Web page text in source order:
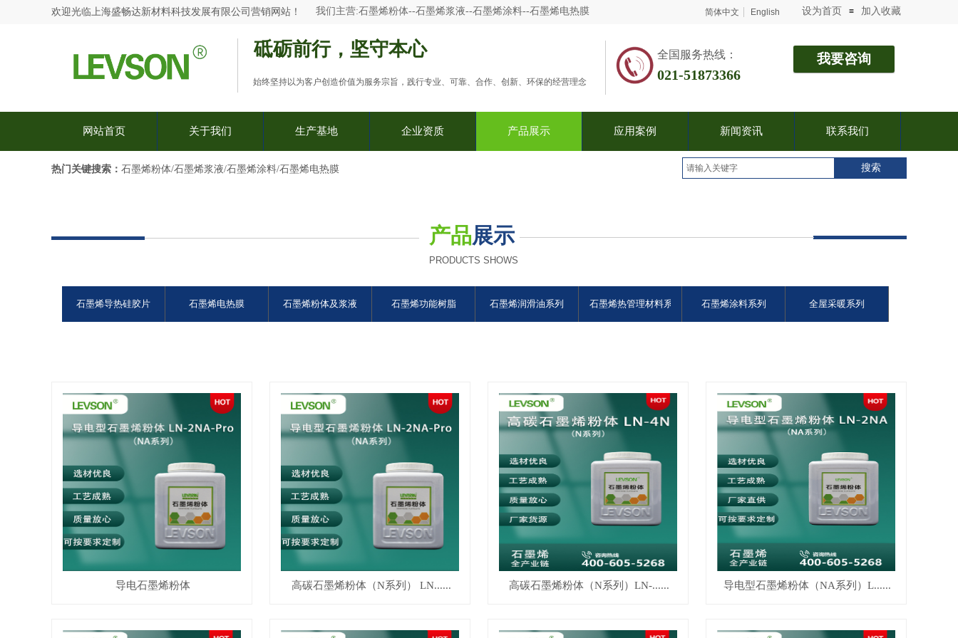
欢迎光临上海盛畅达新材料科技发展有限公司 营销网站 ！ 设为首页 ≡ 加入收藏
我们主营:石墨烯粉体--石墨烯浆液--石墨烯涂料--石墨烯电热膜 简体中文 English
砥砺前行，坚守本心 ​​​​​​​​​​​​​​​​​​​全国服务热线：
我要咨询
021-51873366
始终坚持以为客户创造价值为服务宗旨，践行专业、可靠、合作、创新、环保的经营理念
网站首页 关于我们 生产基地 企业资质 产品展示 应用案例 新闻资讯 联系我们
热门关键搜索：​ 石墨烯粉体/石墨烯浆液/石墨烯涂料/石墨烯电热膜 搜索
产品展示
PRODUCTS SHOWS
石墨烯导热硅胶片 石墨烯电热膜 石墨烯粉体及浆液 石墨烯功能树脂 石墨烯润滑油系列 石墨烯热管理材料系列 石墨烯涂料系列 全屋采暖系列
导电石墨烯粉体 高碳石墨烯粉体（N系列） LN...... 高碳石墨烯粉体（N系列）LN-...... 导电型石墨烯粉体（NA系列）L......